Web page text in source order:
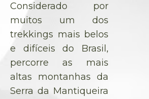
Considerado por
muitos um dos
trekkings mais belos
e difíceis do Brasil,
percorre as mais
altas montanhas da
Serra da Mantiqueira